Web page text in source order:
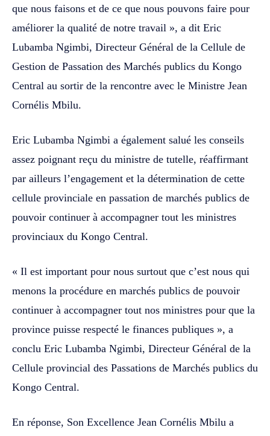
que nous faisons et de ce que nous pouvons faire pour
améliorer la qualité de notre travail », a dit Eric
Lubamba Ngimbi, Directeur Général de la Cellule de
Gestion de Passation des Marchés publics du Kongo
Central au sortir de la rencontre avec le Ministre Jean
Cornélis Mbilu.
Eric Lubamba Ngimbi a également salué les conseils
assez poignant reçu du ministre de tutelle, réaffirmant
par ailleurs l’engagement et la détermination de cette
cellule provinciale en passation de marchés publics de
pouvoir continuer à accompagner tout les ministres
provinciaux du Kongo Central.
« Il est important pour nous surtout que c’est nous qui
menons la procédure en marchés publics de pouvoir
continuer à accompagner tout nos ministres pour que la
province puisse respecté le finances publiques », a
conclu Eric Lubamba Ngimbi, Directeur Général de la
Cellule provincial des Passations de Marchés publics du
Kongo Central.
En réponse, Son Excellence Jean Cornélis Mbilu a